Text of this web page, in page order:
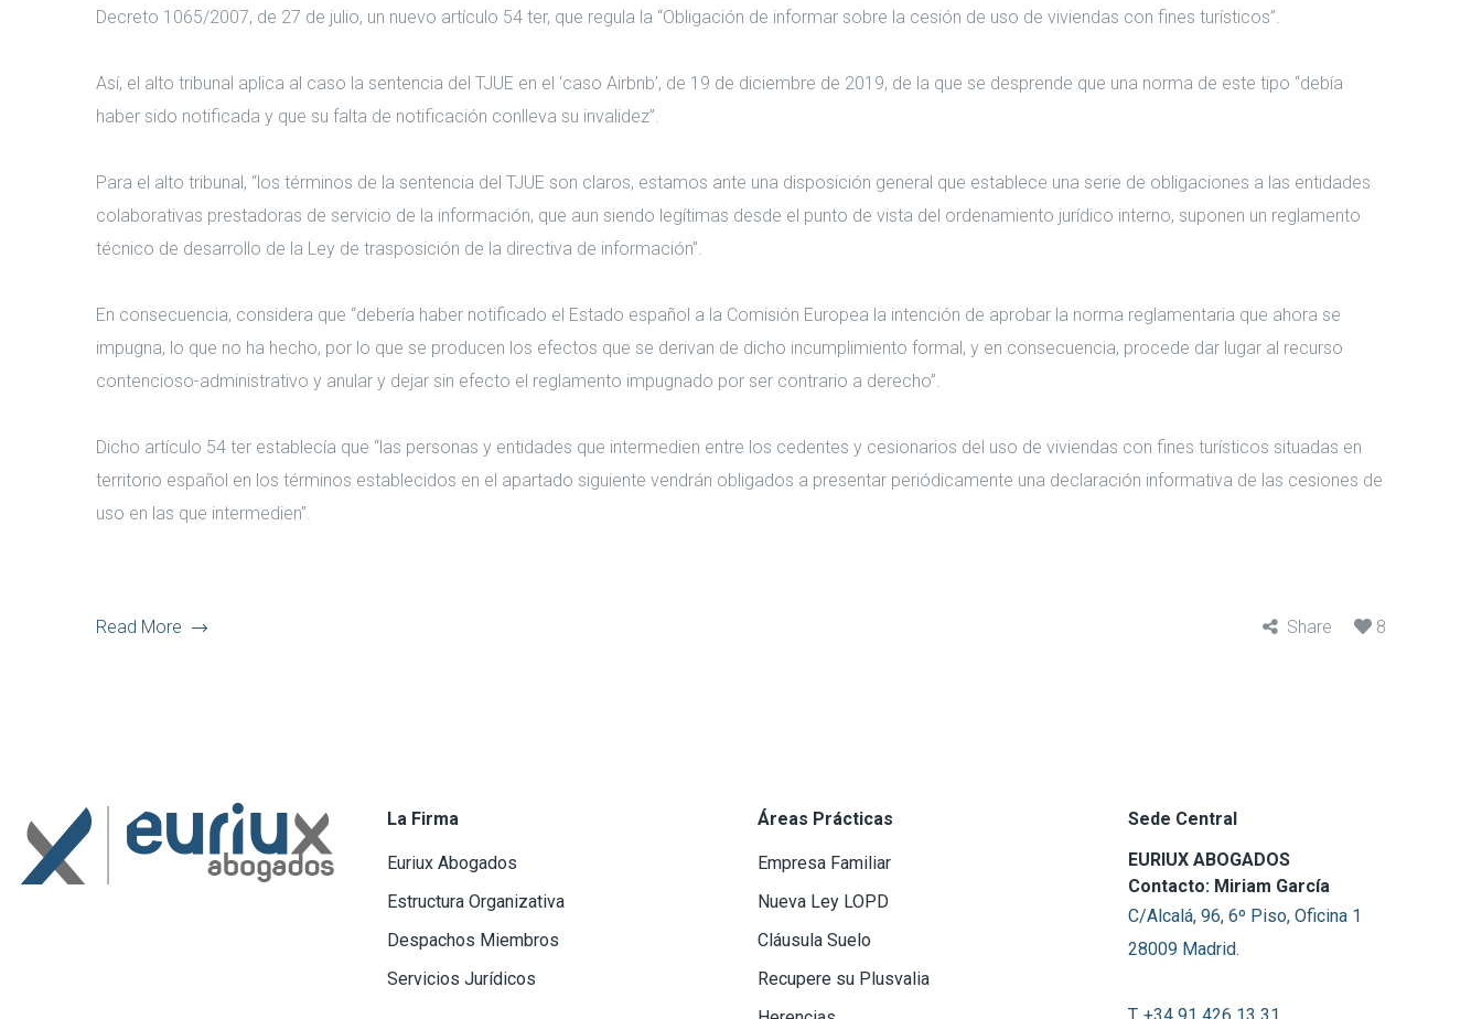
Decreto 1065/2007, de 27 de julio, un nuevo artículo 54 ter, que regula la “Obligación de informar sobre la cesión de uso de viviendas con fines turísticos”.
Así, el alto tribunal aplica al caso la sentencia del TJUE en el ‘caso Airbnb’, de 19 de diciembre de 2019, de la que se desprende que una norma de este tipo “debía
haber sido notificada y que su falta de notificación conlleva su invalidez”.
Para el alto tribunal, “los términos de la sentencia del TJUE son claros, estamos ante una disposición general que establece una serie de obligaciones a las entidades
colaborativas prestadoras de servicio de la información, que aun siendo legítimas desde el punto de vista del ordenamiento jurídico interno, suponen un reglamento
técnico de desarrollo de la Ley de trasposición de la directiva de información”.
En consecuencia, considera que “debería haber notificado el Estado español a la Comisión Europea la intención de aprobar la norma reglamentaria que ahora se
impugna, lo que no ha hecho, por lo que se producen los efectos que se derivan de dicho incumplimiento formal, y en consecuencia, procede dar lugar al recurso
contencioso-administrativo y anular y dejar sin efecto el reglamento impugnado por ser contrario a derecho”.
Dicho artículo 54 ter establecía que “las personas y entidades que intermedien entre los cedentes y cesionarios del uso de viviendas con fines turísticos situadas en
territorio español en los términos establecidos en el apartado siguiente vendrán obligados a presentar periódicamente una declaración informativa de las cesiones de
uso en las que intermedien”.
Read More Share 8
La Firma
Euriux Abogados
Estructura Organizativa
Despachos Miembros
Servicios Jurídicos
Áreas Prácticas
Empresa Familiar
Nueva Ley LOPD
Cláusula Suelo
Recupere su Plusvalia
Sede Central
EURIUX ABOGADOS
Contacto: Miriam García
C/Alcalá, 96, 6º Piso, Oficina 1
28009 Madrid.